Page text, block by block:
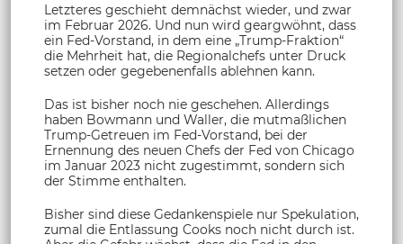
Letzteres geschieht demnächst wieder, und zwar
im Februar 2026. Und nun wird geargwöhnt, dass
ein Fed-Vorstand, in dem eine „Trump-Fraktion“
die Mehrheit hat, die Regionalchefs unter Druck
setzen oder gegebenenfalls ablehnen kann.
Das ist bisher noch nie geschehen. Allerdings
haben Bowmann und Waller, die mutmaßlichen
Trump-Getreuen im Fed-Vorstand, bei der
Ernennung des neuen Chefs der Fed von Chicago
im Januar 2023 nicht zugestimmt, sondern sich
der Stimme enthalten.
Bisher sind diese Gedankenspiele nur Spekulation,
zumal die Entlassung Cooks noch nicht durch ist.